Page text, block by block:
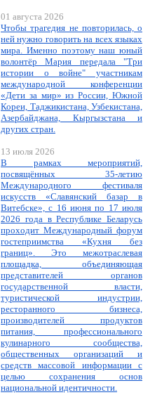
01 августа 2026
Чтобы трагедия не повторилась, о
ней нужно говорить на всех языках
мира. Именно поэтому наш юный
волонтёр Мария передала "Три
истории о войне" участникам
международной конференции
«Дети за мир» из России, Южной
Кореи, Таджикистана, Узбекистана,
Азербайджана, Кыргызстана и
других стран.
13 июля 2026
В рамках мероприятий,
посвящённых 35-летию
Международного фестиваля
искусств «Славянский базар в
Витебске», с 16 июня по 17 июля
2026 года в Республике Беларусь
проходит Международный форум
гостеприимства «Кухня без
границ». Это межотраслевая
площадка, объединяющая
представителей органов
государственной власти,
туристической индустрии,
ресторанного бизнеса,
производителей продуктов
питания, профессионального
кулинарного сообщества,
общественных организаций и
средств массовой информации с
целью сохранения основ
национальной идентичности.